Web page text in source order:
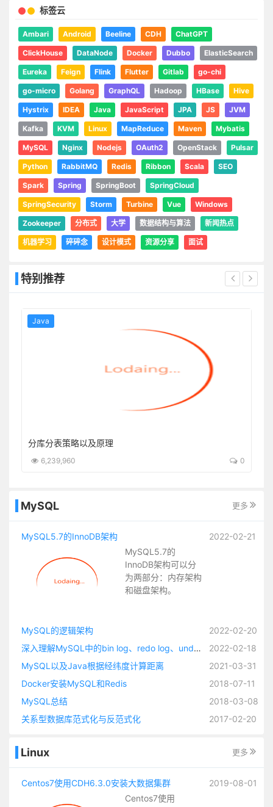
标签云
Ambari Android Beeline CDH ChatGPT
ClickHouse DataNode Docker Dubbo ElasticSearch
Eureka Feign Flink Flutter Gitlab go-chi
go-micro Golang GraphQL Hadoop HBase Hive
Hystrix IDEA Java JavaScript JPA JS JVM
Kafka KVM Linux MapReduce Maven Mybatis
MySQL Nginx Nodejs OAuth2 OpenStack Pulsar
Python RabbitMQ Redis Ribbon Scala SEO
Spark Spring SpringBoot SpringCloud
SpringSecurity Storm Turbine Vue Windows
Zookeeper 分布式 大学 数据结构与算法 新闻热点
机器学习 碎碎念 设计模式 资源分享 面试
特别推荐
Java
分库分表策略以及原理
6,239,960 0
MySQL 更多
MySQL5.7的InnoDB架构
MySQL5.7的
InnoDB架构可以分
为两部分：内存架构
和磁盘架构。
2022-02-21
MySQL的逻辑架构
2022-02-20
深入理解MySQL中的bin log、redo log、undo log
2022-02-18
MySQL以及Java根据经纬度计算距离
2021-03-31
Docker安装MySQL和Redis
2018-07-11
MySQL总结
2018-03-08
关系型数据库范式化与反范式化
2017-02-20
Linux 更多
Centos7使用CDH6.3.0安装大数据集群
Centos7使用
2019-08-01